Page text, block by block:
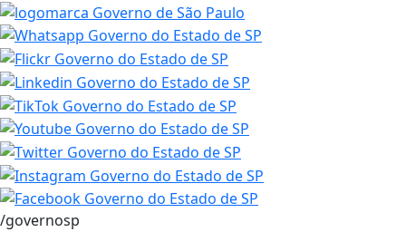
/governosp